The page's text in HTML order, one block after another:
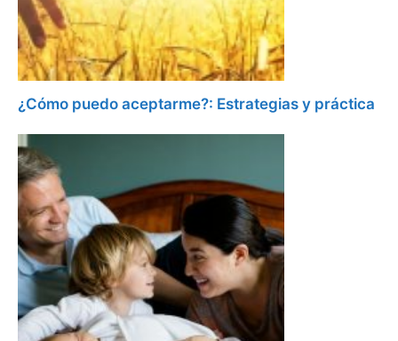
¿Cómo puedo aceptarme?: Estrategias y práctica